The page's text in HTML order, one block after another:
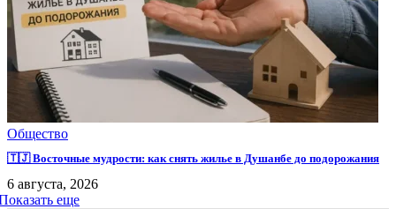
Общество
🇹🇯 Восточные мудрости: как снять жилье в Душанбе до подорожания
6 августа, 2026
еще